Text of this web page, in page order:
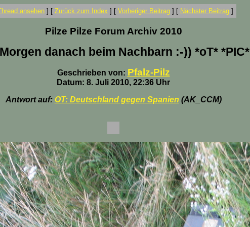
ansehen ] [ Zurück zum Index ] [ Vorheriger Beitrag ] [ Nächster Beitrag ]
Pilze Pilze Forum Archiv 2010
danach beim Nachbarn :-)) *oT* *PIC*
Geschrieben von: Pfalz-Pilz
Datum: 8. Juli 2010, 22:36 Uhr
Antwort auf: OT: Deutschland gegen Spanien (AK_CCM)